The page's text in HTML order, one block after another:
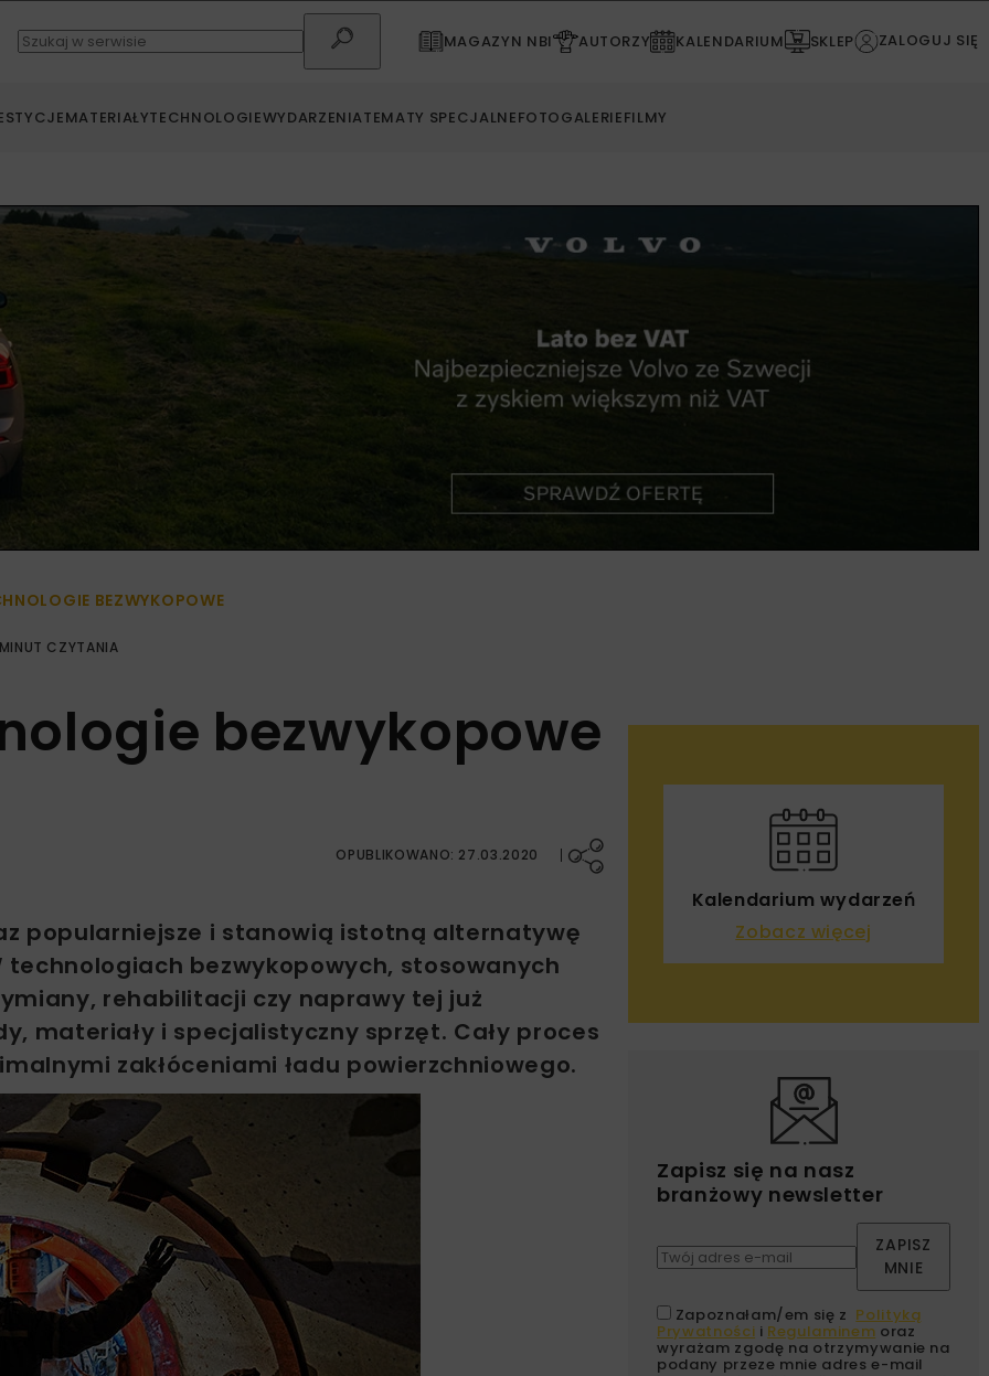
MAGAZYN NBI AUTORZY KALENDARIUM SKLEP ZALOGUJ SIĘ
MATERIAŁYTECHNOLOGIEWYDARZENIATEMATY SPECJALNEFOTOGALERIEFILMY
BEZWYKOPOWE
CZYTANIA
bezwykopowe
OPUBLIKOWANO: 27.03.2020
popularniejsze i stanowią istotną alternatywę
bezwykopowych, stosowanych
rehabilitacji czy naprawy tej już
materiały i specjalistyczny sprzęt. Cały proces
zakłóceniami ładu powierzchniowego.
Kalendarium wydarzeń
Zobacz więcej
Zapisz się na nasz
branżowy newsletter
ZAPISZ
MNIE
Zapoznałam/em się z Polityką
Prywatności i Regulaminem oraz
wyrażam zgodę na otrzymywanie na
podany przeze mnie adres e-mail